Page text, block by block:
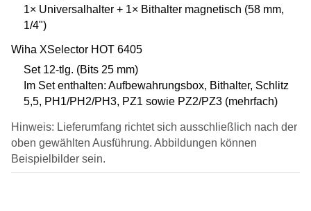
1× Universalhalter + 1× Bithalter magnetisch (58 mm,
1/4")
Wiha XSelector HOT 6405
Set 12-tlg. (Bits 25 mm)
Im Set enthalten: Aufbewahrungsbox, Bithalter, Schlitz
5,5, PH1/PH2/PH3, PZ1 sowie PZ2/PZ3 (mehrfach)
Hinweis: Lieferumfang richtet sich ausschließlich nach der
oben gewählten Ausführung. Abbildungen können
Beispielbilder sein.